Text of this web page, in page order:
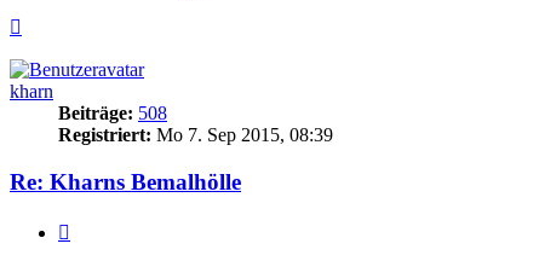
kharn
Beiträge: 508
Registriert: Mo 7. Sep 2015, 08:39
Re: Kharns Bemalhölle